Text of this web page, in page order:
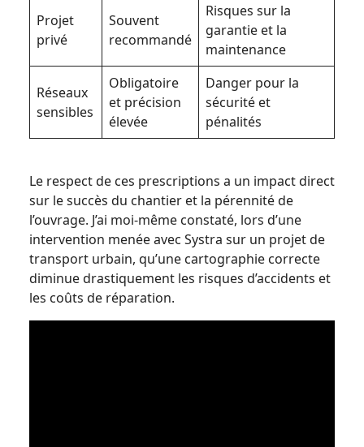
Projet
privé
Souvent
recommandé
Risques sur la
garantie et la
maintenance
Réseaux
sensibles
Obligatoire
et précision
élevée
Danger pour la
sécurité et
pénalités
Le respect de ces prescriptions a un impact direct
sur le succès du chantier et la pérennité de
l’ouvrage. J’ai moi-même constaté, lors d’une
intervention menée avec Systra sur un projet de
transport urbain, qu’une cartographie correcte
diminue drastiquement les risques d’accidents et
les coûts de réparation.